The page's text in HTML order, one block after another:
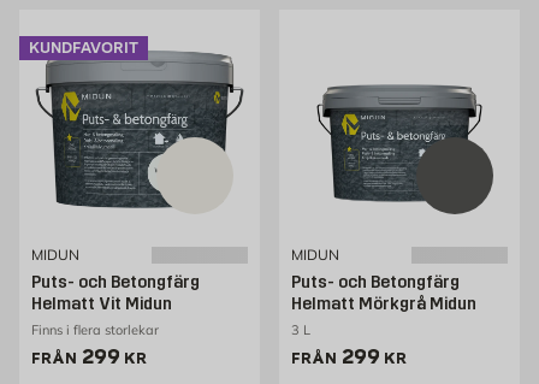
KUNDFAVORIT
MIDUN
Puts- och Betongfärg
Helmatt Vit Midun
Finns i flera storlekar
FRÅN Pris 299 kr
299 KR
MIDUN
Puts- och Betongfärg
Helmatt Mörkgrå Midun
3 L
FRÅN Pris 299 kr
299 KR